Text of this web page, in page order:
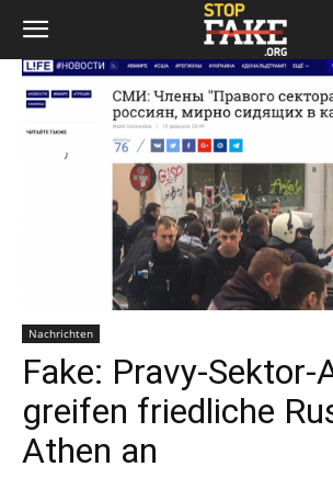
Nachrichten
Fake: Pravy-
greifen friedliche
Athen an